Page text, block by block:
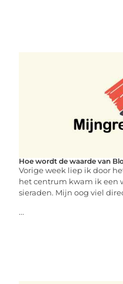
Hoe wordt de waarde van
Vorige week liep ik door
het centrum kwam ik een
sieraden. Mijn oog viel
...